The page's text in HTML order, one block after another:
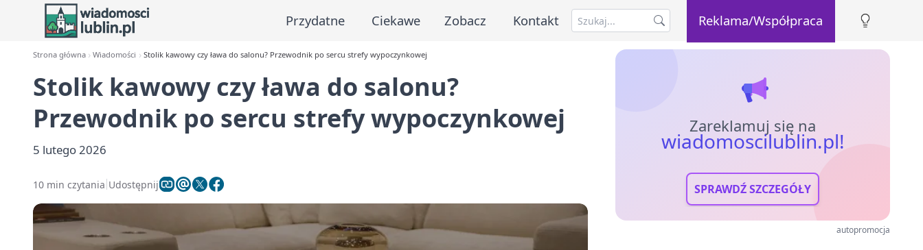
Przydatne Ciekawe Zobacz Kontakt Reklama/Współpraca
Strona główna Wiadomości Stolik kawowy czy ława do salonu? Przewodnik po sercu strefy wypoczynkowej
Stolik kawowy czy ława do salonu?
Przewodnik po sercu strefy wypoczynkowej
5 lutego 2026
10 min czytania Udostępnij
Zareklamuj się na
wiadomoscilublin.pl!
SPRAWDŹ SZCZEGÓŁY
autopromocja